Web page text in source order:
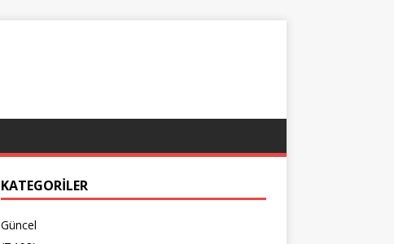
KATEGORILER
Güncel